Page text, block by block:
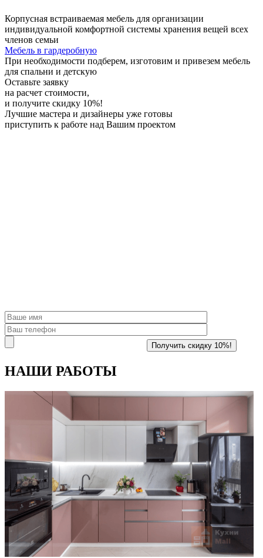
Корпусная встраиваемая мебель для организации
индивидуальной комфортной системы хранения вещей всех
членов семьи
Мебель в гардеробную
При необходимости подберем, изготовим и привезем мебель
для спальни и детскую
Оставьте заявку
на расчет стоимости,
и получите скидку 10%!
Лучшие мастера и дизайнеры уже готовы
приступить к работе над Вашим проектом
НАШИ РАБОТЫ